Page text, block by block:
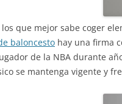
que mejor sabe coger
baloncesto hay una firma
de la NBA durante
se mantenga vigente y